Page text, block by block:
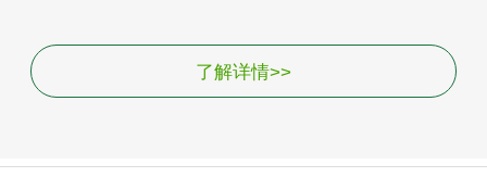
了解详情>>